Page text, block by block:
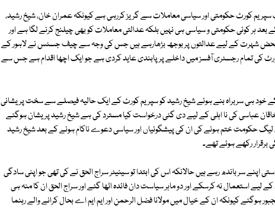
کورٹ حکومتی اور سیاسی معاملات سے گریز کررہی ہے کیونکہ عمران خان، شیخ رشید،
بعد ہر کوئی حکومتی و سیاسی ہی نہیں بلکہ عدالتی معاملات کو بھی چیلنج کرنے لگا ہے اور
محض شہرت کے لیے عدالتوں پر بوجھ بڑھارہے ہیں جس کی وجہ سے چیف جسٹس نے لاہور کے
کی تمام رجسٹری آفسز میں داخلے پر پابندی عاید کردی ہے جو ایک اچھا اقدام ہے جس سے
کے خود ہی سربراہ بنے ہوئے شیخ رشید کو سپریم کورٹ کے ایک حالیہ فیصلے سے سخت پریشانی
عباسی کی نا اہلی کے لیے دی گئی درخواست کیا مسترد کی ہے شیخ رشید پریشان ہوگئے
حکومت ختم ہونے کی ان کی پیشگوئیاں اور سیاسی دعوے ناکام ہونے کے بعد شیخ رشید
رکھے ہوئے تھے۔
اپنے سر باندھ رہے ہیں حالانکہ اس کی ابتدا تو سینیٹر سراج الحق نے کی تھی جو اپنی سادگی
استعمال نہ کرسکے اور دو ماہر سیاست دان فائدہ اٹھا گئے اور سراج الحق ان کا منہ ہی
کیونکہ ان کے خیال میں مولانا فضل الرحمن اور ایم ایم اے بحال کرانے والے رہنما